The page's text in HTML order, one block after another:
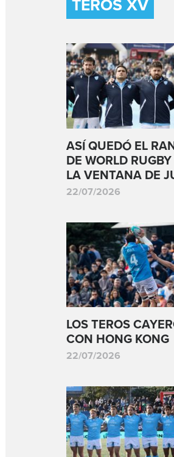
TEROS XV
ASÍ QUEDÓ EL
DE WORLD
LA VENTANA DE
22/07/2026
LOS TEROS
CON HONG KONG
22/07/2026